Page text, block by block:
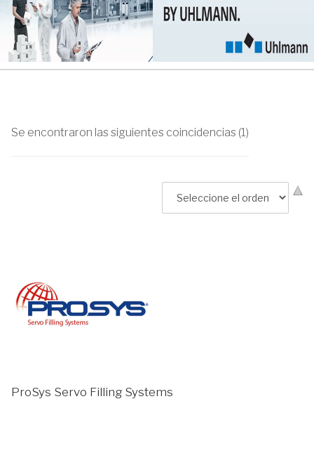
Se encontraron las siguientes coincidencias (1)
ProSys Servo Filling Systems